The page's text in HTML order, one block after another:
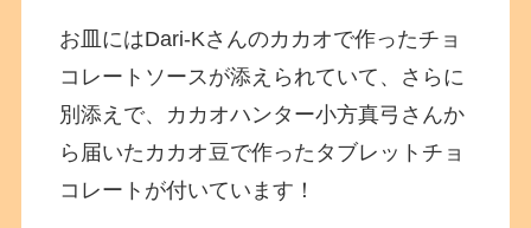
お皿にはDari-Kさんのカカオで作ったチョ
コレートソースが添えられていて、さらに
別添えで、カカオハンター小方真弓さんか
ら届いたカカオ豆で作ったタブレットチョ
コレートが付いています！